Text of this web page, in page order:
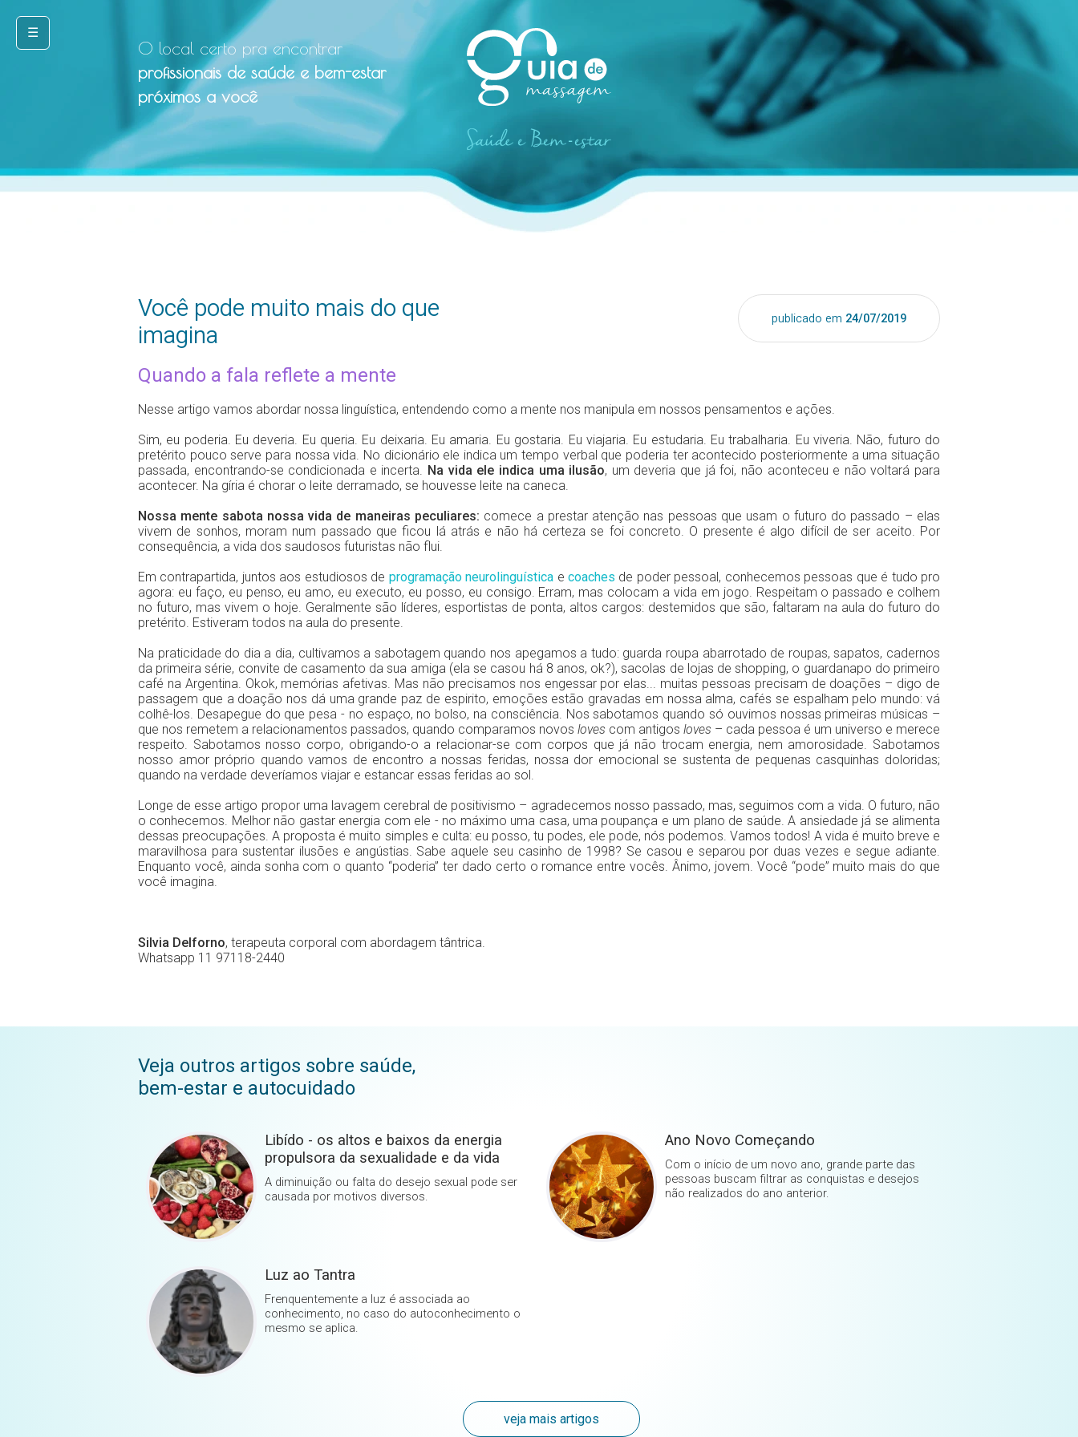
O local certo pra encontrar
profissionais de saúde e bem-estar
próximos a você
☰
publicado em 24/07/2019
Você pode muito mais do que
imagina
Quando a fala reflete a mente
Nesse artigo vamos abordar nossa linguística, entendendo como a mente nos manipula em nossos pensamentos e ações.
Sim, eu poderia. Eu deveria. Eu queria. Eu deixaria. Eu amaria. Eu gostaria. Eu viajaria. Eu estudaria. Eu trabalharia. Eu viveria. Não, futuro do
pretérito pouco serve para nossa vida. No dicionário ele indica um tempo verbal que poderia ter acontecido posteriormente a uma situação
passada, encontrando-se condicionada e incerta. Na vida ele indica uma ilusão, um deveria que já foi, não aconteceu e não voltará para
acontecer. Na gíria é chorar o leite derramado, se houvesse leite na caneca.
Nossa mente sabota nossa vida de maneiras peculiares: comece a prestar atenção nas pessoas que usam o futuro do passado – elas
vivem de sonhos, moram num passado que ficou lá atrás e não há certeza se foi concreto. O presente é algo difícil de ser aceito. Por
consequência, a vida dos saudosos futuristas não flui.
Em contrapartida, juntos aos estudiosos de programação neurolinguística ecoaches de poder pessoal, conhecemos pessoas que é tudo pro
agora: eu faço, eu penso, eu amo, eu executo, eu posso, eu consigo. Erram, mas colocam a vida em jogo. Respeitam o passado e colhem
no futuro, mas vivem o hoje. Geralmente são líderes, esportistas de ponta, altos cargos: destemidos que são, faltaram na aula do futuro do
pretérito. Estiveram todos na aula do presente.
Na praticidade do dia a dia, cultivamos a sabotagem quando nos apegamos a tudo: guarda roupa abarrotado de roupas, sapatos, cadernos
da primeira série, convite de casamento da sua amiga (ela se casou há 8 anos, ok?), sacolas de lojas de shopping, o guardanapo do primeiro
café na Argentina. Okok, memórias afetivas. Mas não precisamos nos engessar por elas... muitas pessoas precisam de doações – digo de
passagem que a doação nos dá uma grande paz de espirito, emoções estão gravadas em nossa alma, cafés se espalham pelo mundo: vá
colhê-los. Desapegue do que pesa - no espaço, no bolso, na consciência. Nos sabotamos quando só ouvimos nossas primeiras músicas –
que nos remetem a relacionamentos passados, quando comparamos novos loves com antigos loves – cada pessoa é um universo e merece
respeito. Sabotamos nosso corpo, obrigando-o a relacionar-se com corpos que já não trocam energia, nem amorosidade. Sabotamos
nosso amor próprio quando vamos de encontro a nossas feridas, nossa dor emocional se sustenta de pequenas casquinhas doloridas;
quando na verdade deveríamos viajar e estancar essas feridas ao sol.
Longe de esse artigo propor uma lavagem cerebral de positivismo – agradecemos nosso passado, mas, seguimos com a vida. O futuro, não
o conhecemos. Melhor não gastar energia com ele - no máximo uma casa, uma poupança e um plano de saúde. A ansiedade já se alimenta
dessas preocupações. A proposta é muito simples e culta: eu posso, tu podes, ele pode, nós podemos. Vamos todos! A vida é muito breve e
maravilhosa para sustentar ilusões e angústias. Sabe aquele seu casinho de 1998? Se casou e separou por duas vezes e segue adiante.
Enquanto você, ainda sonha com o quanto “poderia” ter dado certo o romance entre vocês. Ânimo, jovem. Você “pode” muito mais do que
você imagina.
Silvia Delforno, terapeuta corporal com abordagem tântrica.
Whatsapp 11 97118-2440
Veja outros artigos sobre saúde,
bem-estar e autocuidado
Libído - os altos e baixos da energia
propulsora da sexualidade e da vida
A diminuição ou falta do desejo sexual pode ser
causada por motivos diversos.
Ano Novo Começando
Com o início de um novo ano, grande parte das
pessoas buscam filtrar as conquistas e desejos
não realizados do ano anterior.
Luz ao Tantra
Frenquentemente a luz é associada ao
conhecimento, no caso do autoconhecimento o
mesmo se aplica.
veja mais artigos